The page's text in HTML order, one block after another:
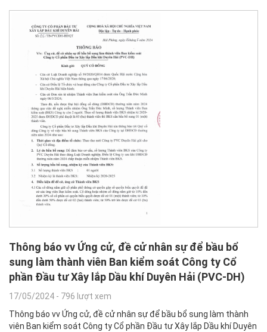
Thông báo vv Ứng cử, đề cử nhân sự để bầu bổ
sung làm thành viên Ban kiểm soát Công ty Cổ
phần Đầu tư Xây lắp Dầu khí Duyên Hải (PVC-DH)
17/05/2024 - 796 lượt xem
Thông báo vv Ứng cử, đề cử nhân sự để bầu bổ sung làm thành
viên Ban kiểm soát Công ty Cổ phần Đầu tư Xây lắp Dầu khí Duyên